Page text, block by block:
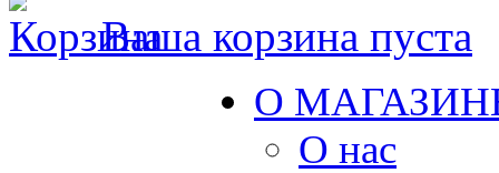
Ваша корзина пуста
О
О нас